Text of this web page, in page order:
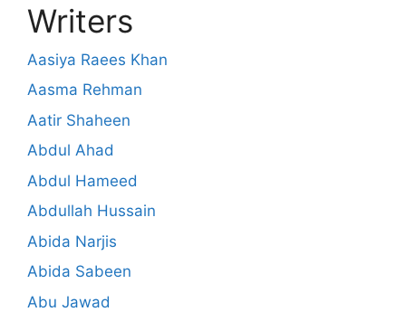
Writers
Aasiya Raees Khan
Aasma Rehman
Aatir Shaheen
Abdul Ahad
Abdul Hameed
Abdullah Hussain
Abida Narjis
Abida Sabeen
Abu Jawad